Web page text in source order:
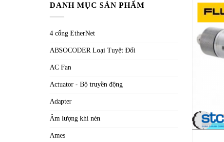
DANH MỤC SẢN PHẨM
4 cổng EtherNet
ABSOCODER Loại Tuyệt Đối
AC Fan
Actuator - Bộ truyền động
Adapter
Âm lượng khí nén
Ames